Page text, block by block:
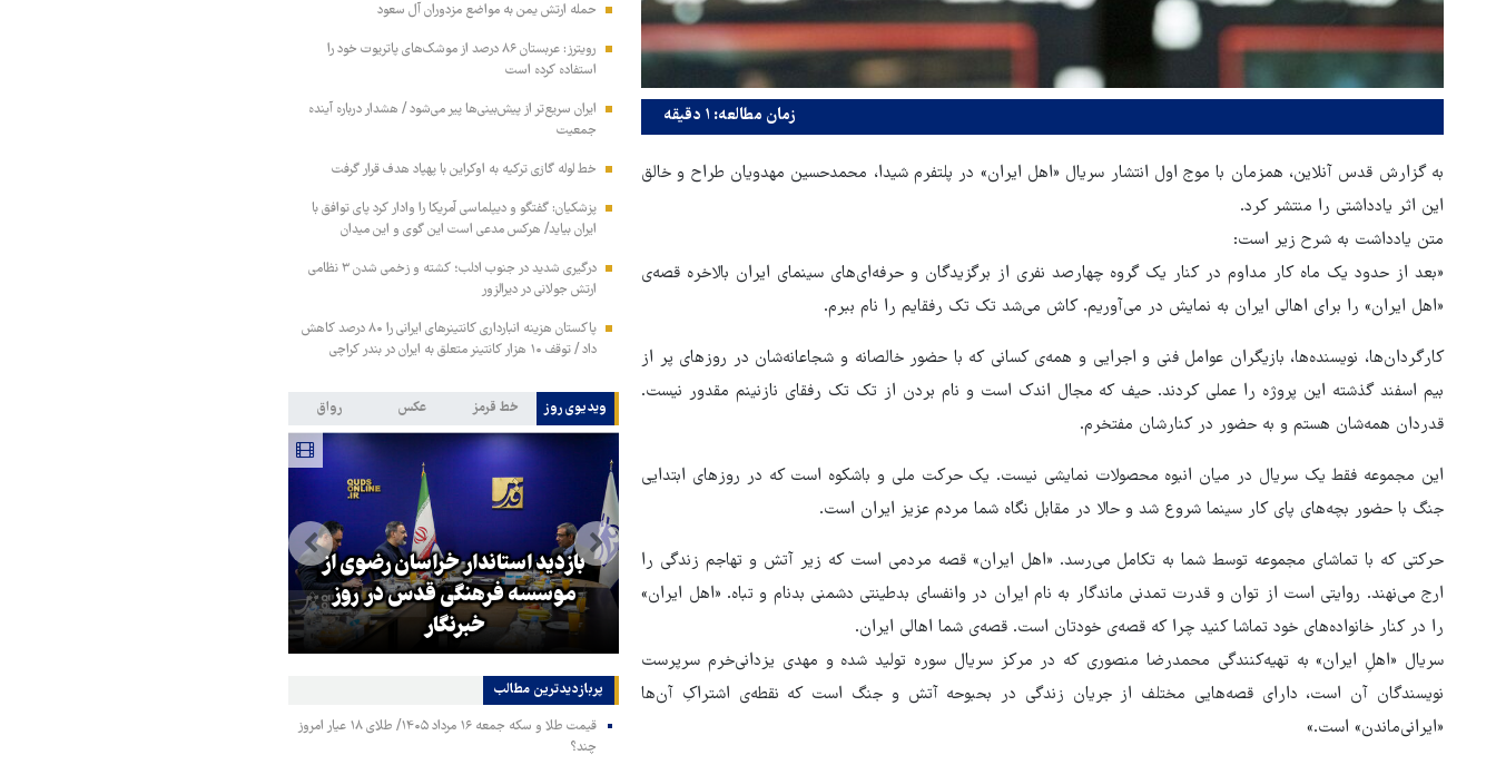
زمان مطالعه: ۱ دقیقه
به گزارش قدس آنلاین، همزمان با موج اول انتشار سریال «اهل ایران» در پلتفرم شیدا، محمدحسین مهدویان طراح و خالق
این اثر یادداشتی را منتشر کرد.
متن یادداشت به شرح زیر است:
«بعد از حدود یک ماه کار مداوم در کنار یک گروه چهارصد نفری از برگزیدگان و حرفه‌ای‌های سینمای ایران بالاخره قصه‌ی
«اهل ایران» را برای اهالی ایران به نمایش در می‌آوریم. کاش می‌شد تک تک رفقایم را نام ببرم.
کارگردان‌ها، نویسنده‌ها، بازیگران عوامل فنی و اجرایی و همه‌ی کسانی که با حضور خالصانه و شجاعانه‌شان در روزهای پر از
بیم اسفند گذشته این پروژه را عملی کردند. حیف که مجال اندک است و نام بردن از تک تک رفقای نازنینم مقدور نیست.
قدردان همه‌شان هستم و به حضور در کنارشان مفتخرم.
این مجموعه فقط یک سریال در میان انبوه محصولات نمایشی نیست. یک حرکت ملی و باشکوه است که در روزهای ابتدایی
جنگ با حضور بچه‌های پای کار سینما شروع شد و حالا در مقابل نگاه شما مردم عزیز ایران است.
حرکتی که با تماشای مجموعه توسط شما به تکامل می‌رسد. «اهل ایران» قصه مردمی است که زیر آتش و تهاجم زندگی را
ارج می‌نهند. روایتی است از توان و قدرت تمدنی ماندگار به نام ایران در وانفسای بدطینتی دشمنی بدنام و تباه. «اهل ایران»
را در کنار خانواده‌های خود تماشا کنید چرا که قصه‌ی خودتان است. قصه‌ی شما اهالی ایران.
سریال «اهلِ ایران» به تهیه‌کنندگی محمدرضا منصوری که در مرکز سریال سوره تولید شده و مهدی یزدانی‌خرم سرپرست
نویسندگان آن است، دارای قصه‌هایی مختلف از جریان زندگی در بحبوحه آتش و جنگ است که نقطه‌ی اشتراکِ آن‌ها
«ایرانی‌ماندن» است.»
حمله ارتش یمن به مواضع مزدوران آل سعود
رویترز: عربستان ۸۶ درصد از موشک‌های پاتریوت خود را
استفاده کرده است
ایران سریع‌تر از پیش‌بینی‌ها پیر می‌شود / هشدار درباره آینده
جمعیت
خط لوله گازی ترکیه به اوکراین با پهپاد هدف قرار گرفت
پزشکیان: گفتگو و دیپلماسی آمریکا را وادار کرد پای توافق با
ایران بیاید/ هرکس مدعی است این گوی و این میدان
درگیری شدید در جنوب ادلب؛ کشته و زخمی شدن ۳ نظامی
ارتش جولانی در دیرالزور
پاکستان هزینه انبارداری کانتینرهای ایرانی را ۸۰ درصد کاهش
داد / توقف ۱۰ هزار کانتینر متعلق به ایران در بندر کراچی
ویدیوی روز خط قرمز عکس رواق
بازگشایی تنگه هرمز منوط به
پذیرش شروط ایران از سوی آمریکا
است
پزشکیان: گفت‌وگوها آمریکا را
مجبور به همراهی کرد
بازدید استاندار خراسان رضوی از
موسسه فرهنگی قدس در روز
خبرنگار
پربازدیدترین‌ مطالب
قیمت طلا و سکه جمعه ۱۶ مرداد ۱۴۰۵/ طلای ۱۸ عیار امروز
چند؟